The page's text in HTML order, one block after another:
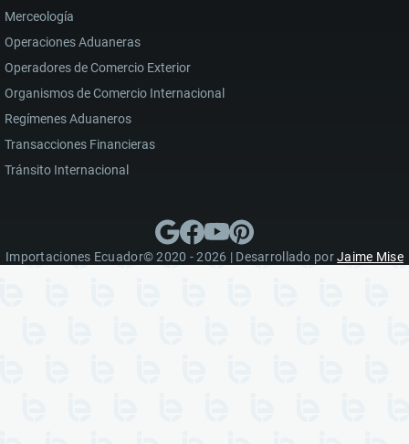
Merceología
Operaciones Aduaneras
Operadores de Comercio Exterior
Organismos de Comercio Internacional
Regímenes Aduaneros
Transacciones Financieras
Tránsito Internacional
Importaciones Ecuador© 2020 - 2026 | Desarrollado porJaime Mise